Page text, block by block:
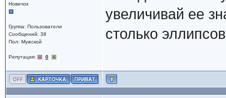
Новичок
Группа: Пользователи
Сообщений: 38
Пол: Мужской
Репутация: 0
увеличивай ее
столько